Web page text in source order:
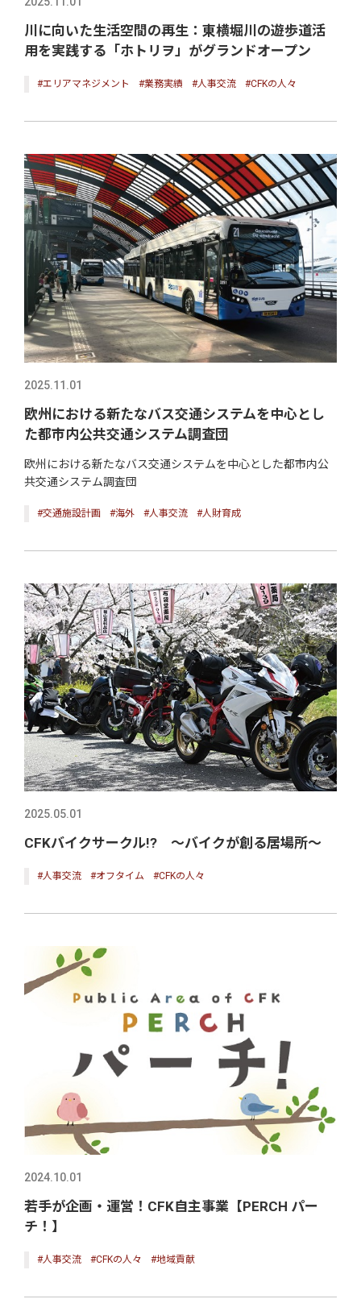
川に向いた生活空間の再生：東横堀川の遊歩道活
用を実践する「ホトリヲ」がグランドオープン
#エリアマネジメント #業務実績 #人事交流 #CFKの人々
2025.11.01
欧州における新たなバス交通システムを中心とし
た都市内公共交通システム調査団
欧州における新たなバス交通システムを中心とした都市内公
共交通システム調査団
#交通施設計画 #海外 #人事交流 #人財育成
2025.05.01
CFKバイクサークル!? ～バイクが創る居場所～
#人事交流 #オフタイム #CFKの人々
2024.10.01
若手が企画・運営！CFK自主事業【PERCH パー
チ！】
#人事交流 #CFKの人々 #地域貢献